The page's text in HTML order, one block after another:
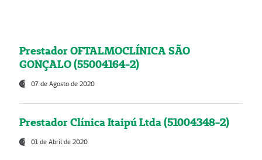
Prestador OFTALMOCLÍNICA SÃO
GONÇALO (55004164-2)
07 de Agosto de 2020
Prestador Clínica Itaipú Ltda (51004348-2)
01 de Abril de 2020